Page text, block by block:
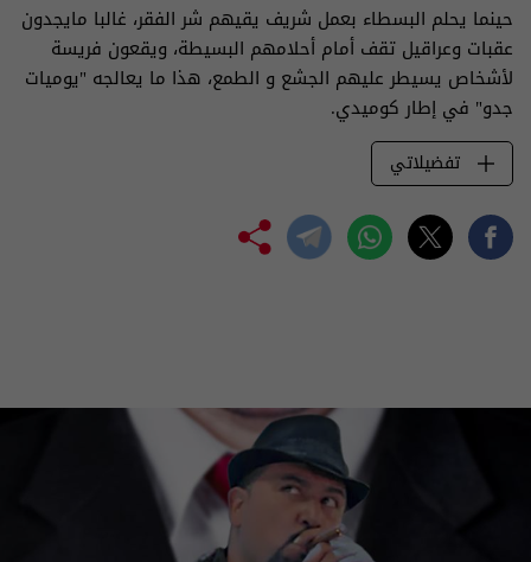
حينما يحلم البسطاء بعمل شريف يقيهم شر الفقر، غالبا مايجدون
عقبات وعراقيل تقف أمام أحلامهم البسيطة، ويقعون فريسة
لأشخاص يسيطر عليهم الجشع و الطمع، هذا ما يعالجه "يوميات
جدو" في إطار كوميدي.
تفضيلاتي